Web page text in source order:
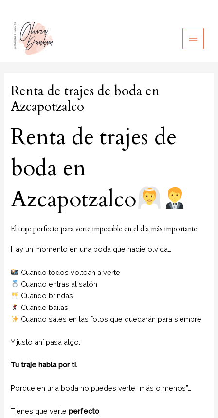
contenido
MAIN
Renta de trajes de boda en
Azcapotzalco
Renta de trajes de
boda en
Azcapotzalco
El traje perfecto para verte impecable en el día más importante
Hay un momento en una boda que nadie olvida…
Cuando todos voltean a verte
Cuando entras al salón
Cuando brindas
Cuando bailas
Cuando sales en las fotos que quedarán para siempre
Y justo ahí pasa algo:
Tu traje habla por ti.
Porque en una boda no puedes verte “más o menos”…
Tienes que verteperfecto